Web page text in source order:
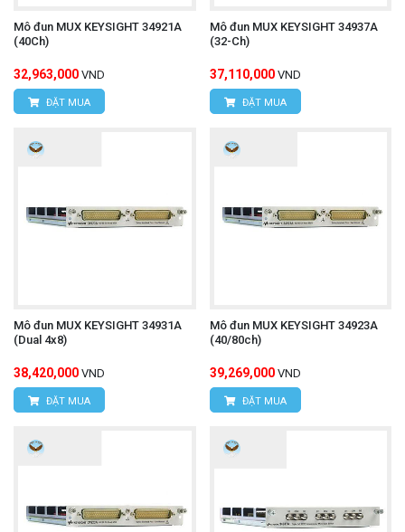
Mô đun MUX KEYSIGHT 34921A
(40Ch)
32,963,000 VND
ĐẶT MUA
Mô đun MUX KEYSIGHT 34937A
(32-Ch)
37,110,000 VND
ĐẶT MUA
Mô đun MUX KEYSIGHT 34931A
(Dual 4x8)
38,420,000 VND
ĐẶT MUA
Mô đun MUX KEYSIGHT 34923A
(40/80ch)
39,269,000 VND
ĐẶT MUA